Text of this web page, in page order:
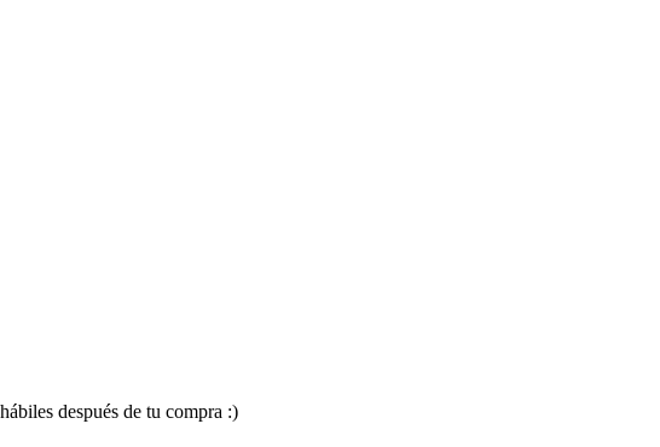
después de tu compra :)